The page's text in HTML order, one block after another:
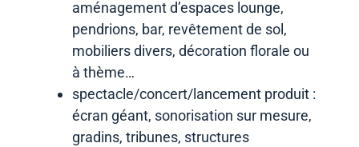
aménagement d’espaces lounge,
pendrions, bar, revêtement de sol,
mobiliers divers, décoration florale ou
à thème…
spectacle/concert/lancement produit :
écran géant, sonorisation sur mesure,
gradins, tribunes, structures